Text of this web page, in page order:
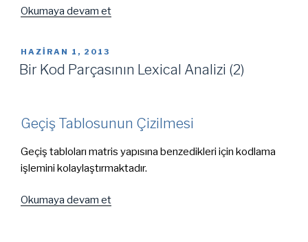
Okumaya devam et“Bir
Analizi
YAYIM
TARIHI
HAZIRAN 1, 2013
Bir Kod Parçasının Lexical Analizi (2)
Geçiş Tablosunun Çizilmesi
Geçiş tabloları matris yapısına benzedikleri için kodlama
işlemini kolaylaştırmaktadır.
Okumaya devam et“Bir